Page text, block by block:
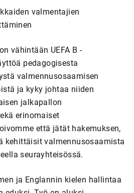
valmentajien
vähintään UEFA B -
pedagogisesta
valmennusosaamisen
ja kyky johtaa niiden
jalkapallon
erinomaiset
että jätät hakemuksen,
kehittäisit valmennusosaamista
seurayhteisössä.
ja Englannin kielen hallintaa